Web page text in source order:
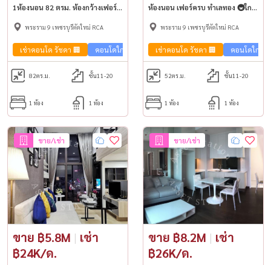
1ห้องนอน 82 ตรม. ห้องกว้างเฟอร์
ครบ ห้ามพลาด 🚊 ใกล้ MRT
พระราม 9 เพชรบุรีตัดใหม่ RCA
เช่าคอนโด รัชดา 🏢 คอนโดใกล้รถไฟฟ้า🚈
82ตร.ม. ชั้น11-20
1 ห้อง 1 ห้อง
ห้องนอน เฟอร์ครบ ทำเลทอง 🚇ใกล้
MRT เพชรบุรี
พระราม 9 เพชรบุรีตัดใหม่ RCA
เช่าคอนโด รัชดา 🏢 คอนโดใกล้ร
52ตร.ม. ชั้น11-20
1 ห้อง 1 ห้อง
ขาย/เช่า
ขาย ฿5.8M | เช่า
฿24K/ด.
ขาย/เช่า
ขาย ฿8.2M | เช่า
฿26K/ด.